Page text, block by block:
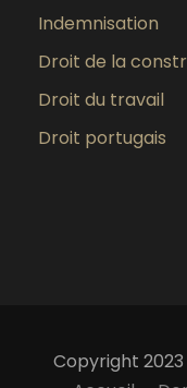
Indemnisation
Droit de la
Droit du travail
Droit portugais
Copyright